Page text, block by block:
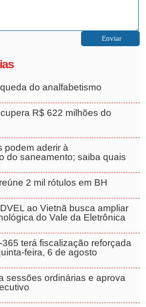
do analfabetismo
R$ 622 milhões do
podem aderir à
do saneamento; saiba quais
2 mil rótulos em BH
ao Vietnã busca ampliar
do Vale da Eletrônica
terá fiscalização reforçada
feira, 6 de agosto
sessões ordinárias e aprova